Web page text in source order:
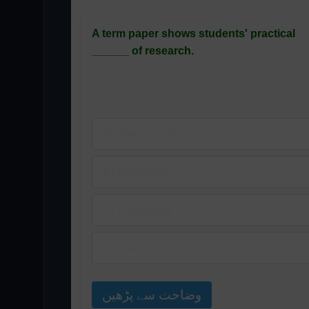
A term paper shows students' practical
______ of research.
وضاحت سے پڑھیں